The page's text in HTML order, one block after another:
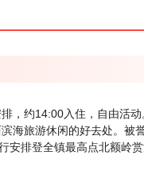
，约14:00入住，自由活
海旅游休闲的好去处。被
安排登全镇最高点北额岭